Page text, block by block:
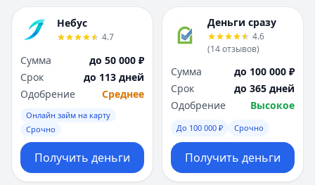
Небус
4.7
Сумма
до 50 000 ₽
Срок
до 113 дней
Одобрение
Среднее
Онлайн займ на карту
Срочно
Получить деньги
Деньги сразу
4.6
(14отзывов)
Сумма
до 100 000 ₽
Срок
до 365 дней
Одобрение
Высокое
До 100 000 ₽ Срочно
Получить деньги